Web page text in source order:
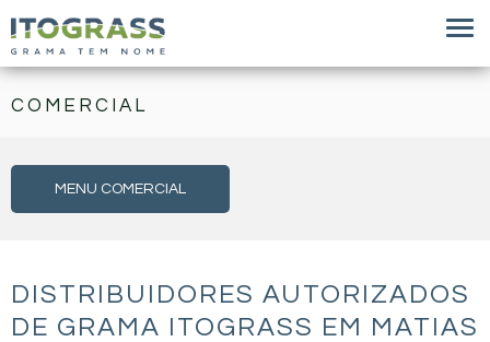
COMERCIAL
MENU COMERCIAL
DISTRIBUIDORES AUTORIZADOS
DE GRAMA ITOGRASS EM MATIAS